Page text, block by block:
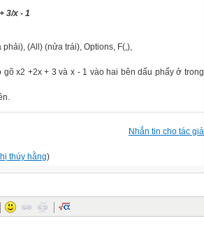
3/x - 1
(All) (nửa trái), Options, F(,),
gõ x2 +2x + 3 và x - 1 vào hai bên dấu phẩy ở trong
Nhắn tin cho tác giả
thúy hằng)